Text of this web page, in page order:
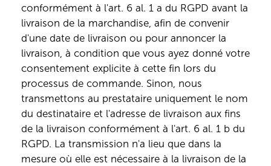
conformément à l'art. 6 al. 1 a du RGPD avant la
livraison de la marchandise, afin de convenir
d'une date de livraison ou pour annoncer la
livraison, à condition que vous ayez donné votre
consentement explicite à cette fin lors du
processus de commande. Sinon, nous
transmettons au prestataire uniquement le nom
du destinataire et l'adresse de livraison aux fins
de la livraison conformément à l'art. 6 al. 1 b du
RGPD. La transmission n'a lieu que dans la
mesure où elle est nécessaire à la livraison de la